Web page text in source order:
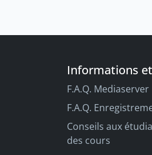
Informations
F.A.Q. Mediaserver
F.A.Q.
Conseils aux
des cours